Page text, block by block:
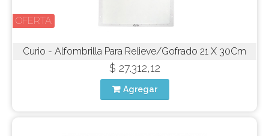
OFERTA
Curio - Alfombrilla Para Relieve/Gofrado 21 X 30Cm
$ 27.312,12
Agregar